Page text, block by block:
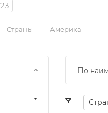
23
Страны — Америка
По